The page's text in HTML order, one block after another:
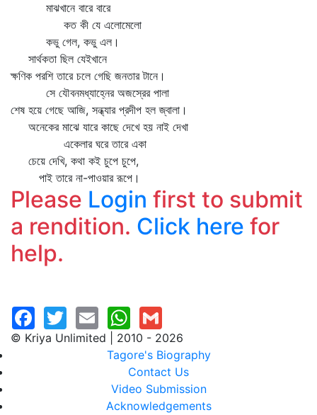
মাঝখানে বারে বারে
কত কী যে এলোমেলো
কভু গেল, কভু এল।
সার্থকতা ছিল যেইখানে
ক্ষণিক পরশি তারে চলে গেছি জনতার টানে।
সে যৌবনমধ্যাহ্নের অজস্রের পালা
শেষ হয়ে গেছে আজি, সন্ধ্যার প্রদীপ হল জ্বালা।
অনেকের মাঝে যারে কাছে দেখে হয় নাই দেখা
একেলার ঘরে তারে একা
চেয়ে দেখি, কথা কই চুপে চুপে,
পাই তারে না-পাওয়ার রূপে।
Please Login first to submit
a rendition. Click here for
help.
© Kriya Unlimited | 2010 - 2026
Tagore's Biography
Contact Us
Video Submission
Acknowledgements